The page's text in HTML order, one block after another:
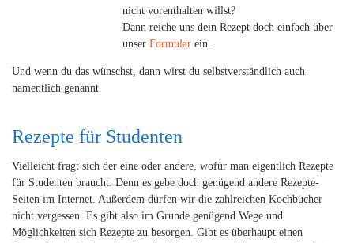
nicht vorenthalten willst?
Dann reiche uns dein Rezept doch einfach über
unser Formular ein.
Und wenn du das wünschst, dann wirst du selbstverständlich auch
namentlich genannt.
Rezepte für Studenten
Vielleicht fragt sich der eine oder andere, wofür man eigentlich Rezepte
für Studenten braucht. Denn es gebe doch genügend andere Rezepte-
Seiten im Internet. Außerdem dürfen wir die zahlreichen Kochbücher
nicht vergessen. Es gibt also im Grunde genügend Wege und
Möglichkeiten sich Rezepte zu besorgen. Gibt es überhaupt einen